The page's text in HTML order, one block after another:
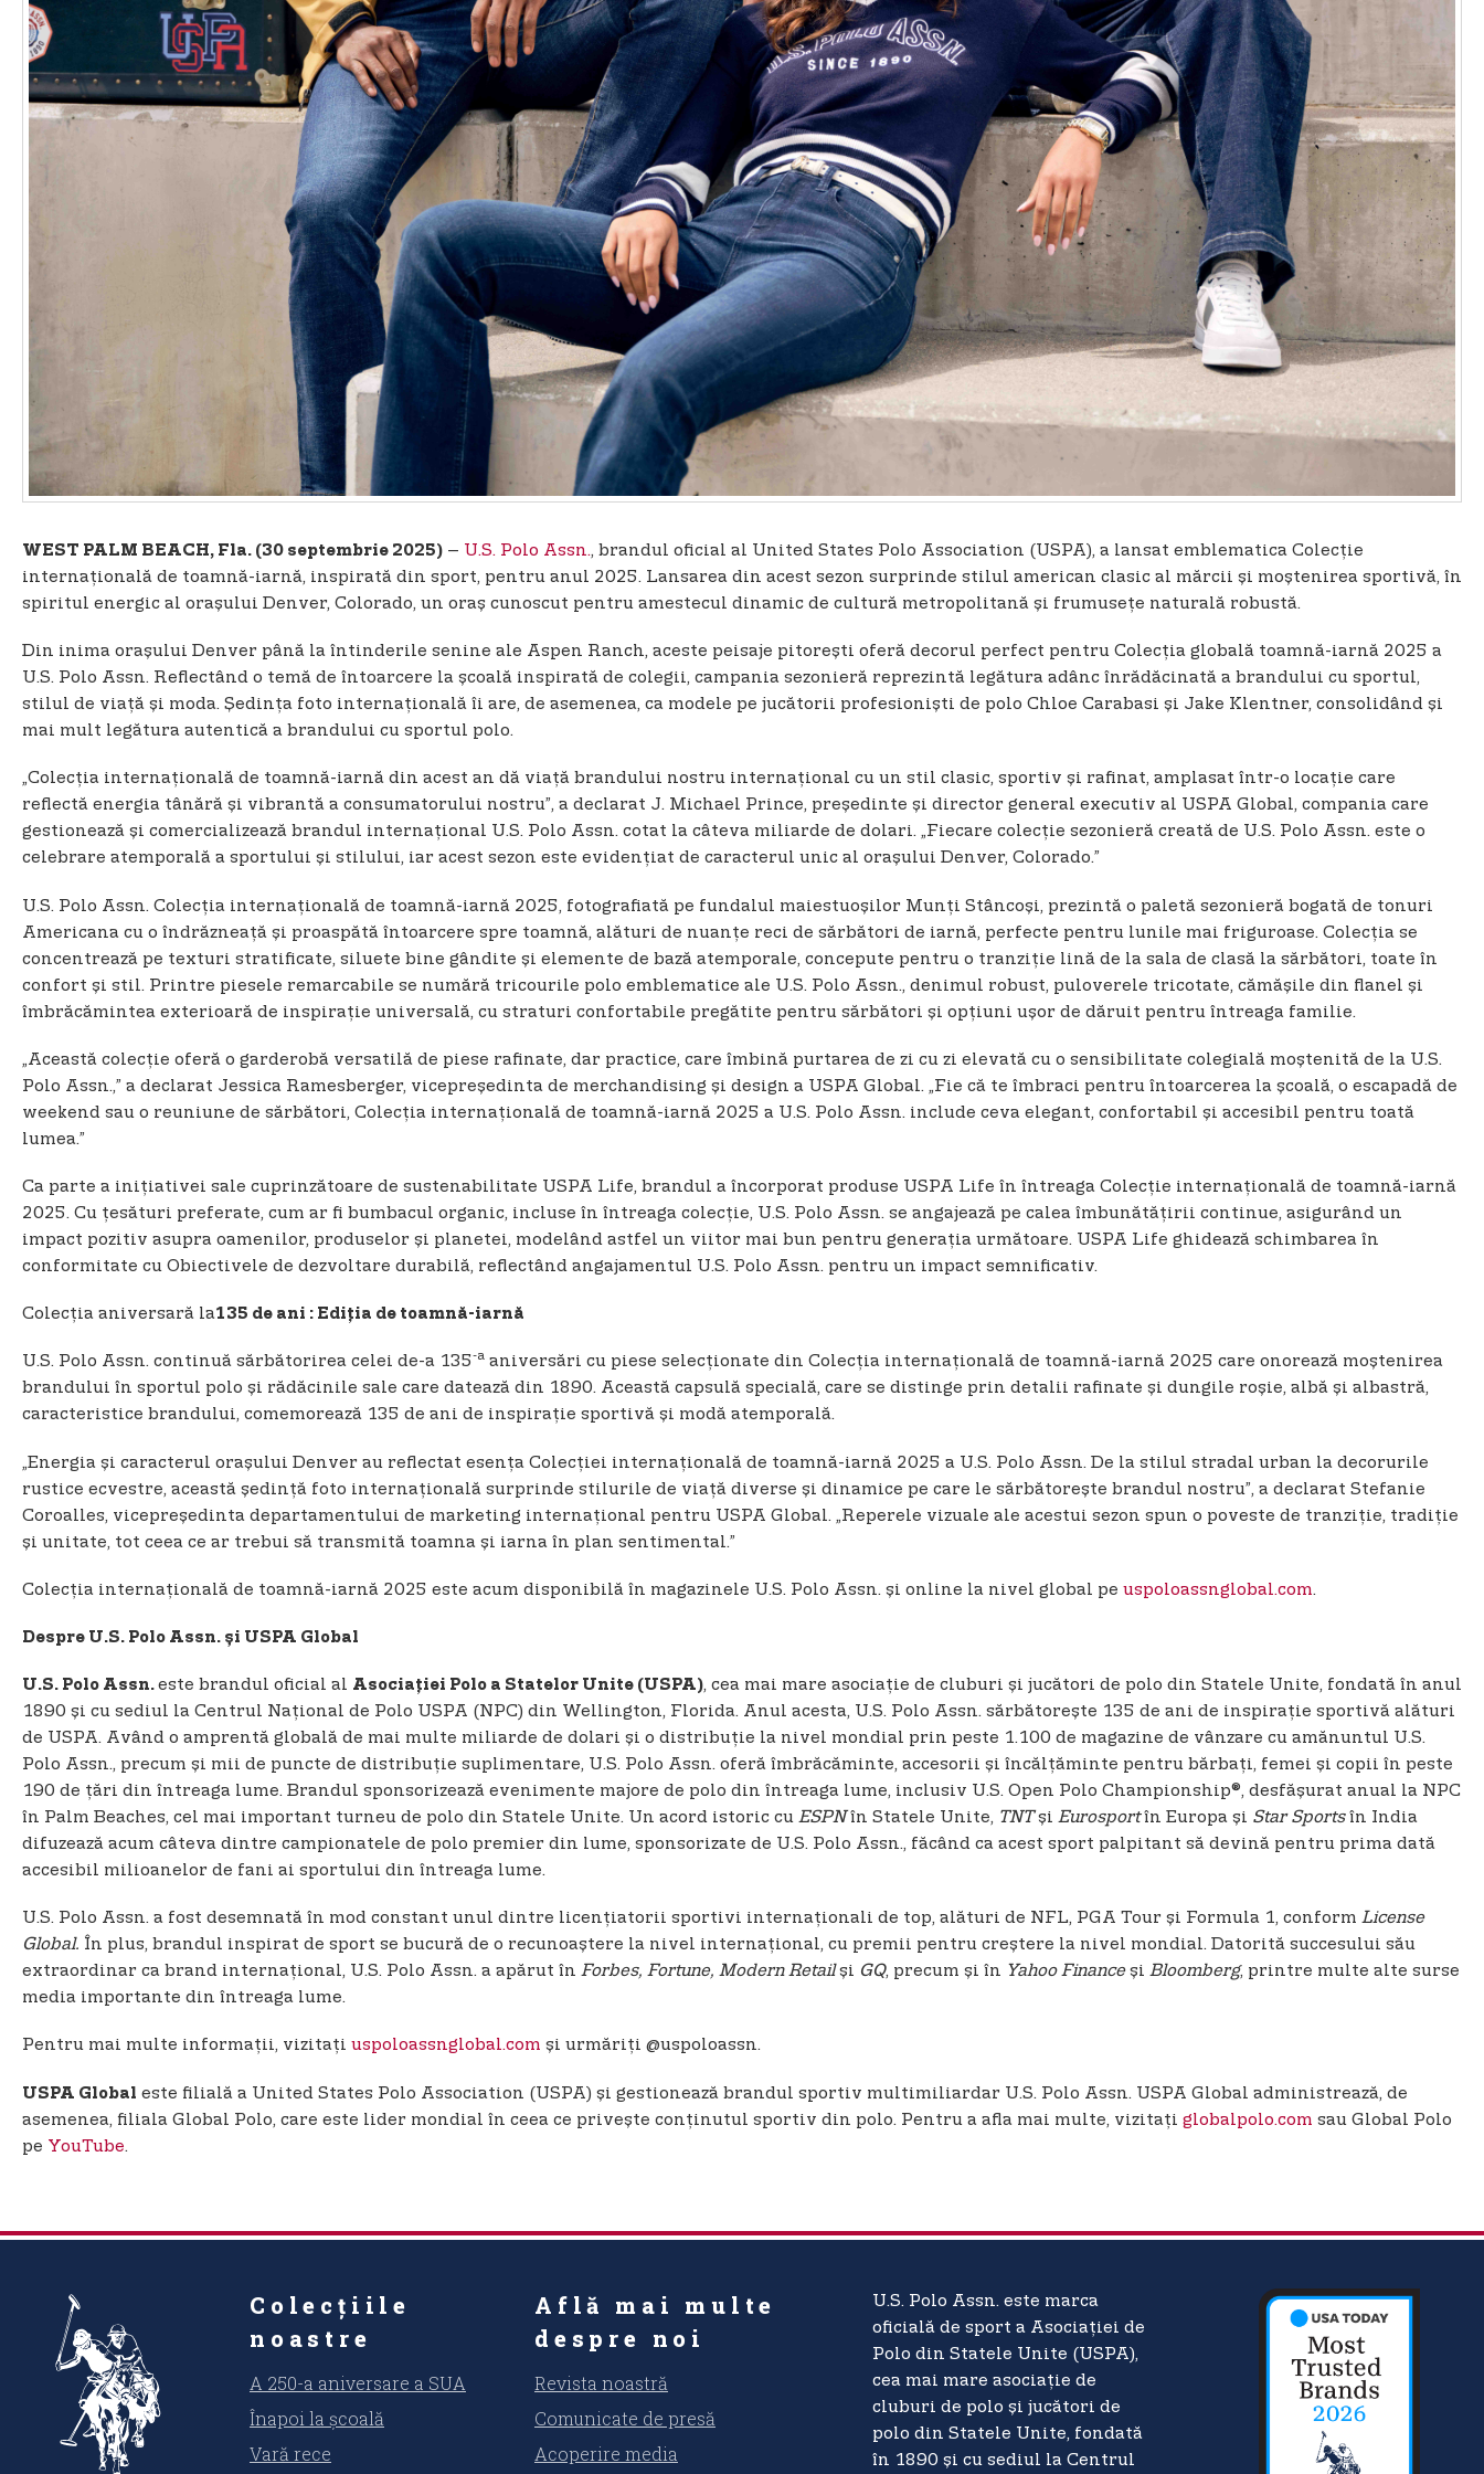
WEST PALM BEACH, Fla. (30 septembrie 2025) – U.S. Polo Assn., brandul oficial al United States Polo Association (USPA), a lansat emblematica Colecție
internațională de toamnă-iarnă, inspirată din sport, pentru anul 2025. Lansarea din acest sezon surprinde stilul american clasic al mărcii și moștenirea sportivă, în
spiritul energic al orașului Denver, Colorado, un oraș cunoscut pentru amestecul dinamic de cultură metropolitană și frumusețe naturală robustă.
Din inima orașului Denver până la întinderile senine ale Aspen Ranch, aceste peisaje pitorești oferă decorul perfect pentru Colecția globală toamnă-iarnă 2025 a
U.S. Polo Assn. Reflectând o temă de întoarcere la școală inspirată de colegii, campania sezonieră reprezintă legătura adânc înrădăcinată a brandului cu sportul,
stilul de viață și moda. Ședința foto internațională îi are, de asemenea, ca modele pe jucătorii profesioniști de polo Chloe Carabasi și Jake Klentner, consolidând și
mai mult legătura autentică a brandului cu sportul polo.
„Colecția internațională de toamnă-iarnă din acest an dă viață brandului nostru internațional cu un stil clasic, sportiv și rafinat, amplasat într-o locație care
reflectă energia tânără și vibrantă a consumatorului nostru”, a declarat J. Michael Prince, președinte și director general executiv al USPA Global, compania care
gestionează și comercializează brandul internațional U.S. Polo Assn. cotat la câteva miliarde de dolari. „Fiecare colecție sezonieră creată de U.S. Polo Assn. este o
celebrare atemporală a sportului și stilului, iar acest sezon este evidențiat de caracterul unic al orașului Denver, Colorado.”
U.S. Polo Assn. Colecția internațională de toamnă-iarnă 2025, fotografiată pe fundalul maiestuoșilor Munți Stâncoși, prezintă o paletă sezonieră bogată de tonuri
Americana cu o îndrăzneață și proaspătă întoarcere spre toamnă, alături de nuanțe reci de sărbători de iarnă, perfecte pentru lunile mai friguroase. Colecția se
concentrează pe texturi stratificate, siluete bine gândite și elemente de bază atemporale, concepute pentru o tranziție lină de la sala de clasă la sărbători, toate în
confort și stil. Printre piesele remarcabile se numără tricourile polo emblematice ale U.S. Polo Assn., denimul robust, puloverele tricotate, cămășile din flanel și
îmbrăcămintea exterioară de inspirație universală, cu straturi confortabile pregătite pentru sărbători și opțiuni ușor de dăruit pentru întreaga familie.
„Această colecție oferă o garderobă versatilă de piese rafinate, dar practice, care îmbină purtarea de zi cu zi elevată cu o sensibilitate colegială moștenită de la U.S.
Polo Assn.,” a declarat Jessica Ramesberger, vicepreședinta de merchandising și design a USPA Global. „Fie că te îmbraci pentru întoarcerea la școală, o escapadă de
weekend sau o reuniune de sărbători, Colecția internațională de toamnă-iarnă 2025 a U.S. Polo Assn. include ceva elegant, confortabil și accesibil pentru toată
lumea.”
Ca parte a inițiativei sale cuprinzătoare de sustenabilitate USPA Life, brandul a încorporat produse USPA Life în întreaga Colecție internațională de toamnă-iarnă
2025. Cu țesături preferate, cum ar fi bumbacul organic, incluse în întreaga colecție, U.S. Polo Assn. se angajează pe calea îmbunătățirii continue, asigurând un
impact pozitiv asupra oamenilor, produselor și planetei, modelând astfel un viitor mai bun pentru generația următoare. USPA Life ghidează schimbarea în
conformitate cu Obiectivele de dezvoltare durabilă, reflectând angajamentul U.S. Polo Assn. pentru un impact semnificativ.
Colecția aniversară la135 de ani : Ediția de toamnă-iarnă
U.S. Polo Assn. continuă sărbătorirea celei de-a 135-a aniversări cu piese selecționate din Colecția internațională de toamnă-iarnă 2025 care onorează moștenirea
brandului în sportul polo și rădăcinile sale care datează din 1890. Această capsulă specială, care se distinge prin detalii rafinate și dungile roșie, albă și albastră,
caracteristice brandului, comemorează 135 de ani de inspirație sportivă și modă atemporală.
„Energia și caracterul orașului Denver au reflectat esența Colecției internațională de toamnă-iarnă 2025 a U.S. Polo Assn. De la stilul stradal urban la decorurile
rustice ecvestre, această ședință foto internațională surprinde stilurile de viață diverse și dinamice pe care le sărbătorește brandul nostru”, a declarat Stefanie
Coroalles, vicepreședinta departamentului de marketing internațional pentru USPA Global. „Reperele vizuale ale acestui sezon spun o poveste de tranziție, tradiție
și unitate, tot ceea ce ar trebui să transmită toamna și iarna în plan sentimental.”
Colecția internațională de toamnă-iarnă 2025 este acum disponibilă în magazinele U.S. Polo Assn. și online la nivel global pe uspoloassnglobal.com.
Despre U.S. Polo Assn. și USPA Global
U.S. Polo Assn.este brandul oficial al Asociației Polo a Statelor Unite (USPA), cea mai mare asociație de cluburi și jucători de polo din Statele Unite, fondată în anul
1890 și cu sediul la Centrul Național de Polo USPA (NPC) din Wellington, Florida. Anul acesta, U.S. Polo Assn. sărbătorește 135 de ani de inspirație sportivă alături
de USPA. Având o amprentă globală de mai multe miliarde de dolari și o distribuție la nivel mondial prin peste 1.100 de magazine de vânzare cu amănuntul U.S.
Polo Assn., precum și mii de puncte de distribuție suplimentare, U.S. Polo Assn. oferă îmbrăcăminte, accesorii și încălțăminte pentru bărbați, femei și copii în peste
190 de țări din întreaga lume. Brandul sponsorizează evenimente majore de polo din întreaga lume, inclusiv U.S. Open Polo Championship®, desfășurat anual la NPC
în Palm Beaches, cel mai important turneu de polo din Statele Unite. Un acord istoric cu ESPNîn Statele Unite, TNTși Eurosportîn Europa și Star Sportsîn India
difuzează acum câteva dintre campionatele de polo premier din lume, sponsorizate de U.S. Polo Assn., făcând ca acest sport palpitant să devină pentru prima dată
accesibil milioanelor de fani ai sportului din întreaga lume.
U.S. Polo Assn. a fost desemnată în mod constant unul dintre licențiatorii sportivi internaționali de top, alături de NFL, PGA Tour și Formula 1, conform License
Global. În plus, brandul inspirat de sport se bucură de o recunoaștere la nivel internațional, cu premii pentru creștere la nivel mondial. Datorită succesului său
extraordinar ca brand internațional, U.S. Polo Assn. a apărut în Forbes, Fortune, Modern Retailși GQ, precum și în Yahoo Financeși Bloomberg, printre multe alte surse
media importante din întreaga lume.
Pentru mai multe informații, vizitați uspoloassnglobal.com și urmăriți @uspoloassn.
USPA Global este filială a United States Polo Association (USPA) și gestionează brandul sportiv multimiliardar U.S. Polo Assn. USPA Global administrează, de
asemenea, filiala Global Polo, care este lider mondial în ceea ce privește conținutul sportiv din polo. Pentru a afla mai multe, vizitați globalpolo.com sau Global Polo
pe YouTube.
Colecțiile
noastre
A 250-a aniversare a SUA
Înapoi la școală
Vară rece
Află mai multe
despre noi
Revista noastră
Comunicate de presă
Acoperire media
U.S. Polo Assn. este marca
oficială de sport a Asociației de
Polo din Statele Unite (USPA),
cea mai mare asociație de
cluburi de polo și jucători de
polo din Statele Unite, fondată
în 1890 și cu sediul la Centrul